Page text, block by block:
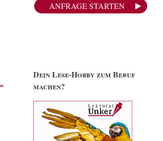
ANFRAGE STARTEN
Dein Lese-Hobby zum Beruf
machen?